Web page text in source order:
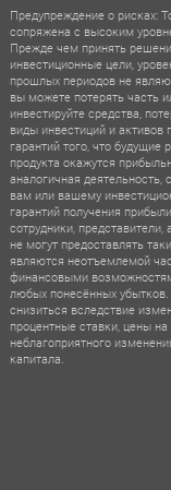
Предупреждение о рисках:
сопряжена с высоким
Прежде чем принять
инвестиционные цели,
прошлых периодов не
вы можете потерять часть
инвестируйте средства,
виды инвестиций и активов
гарантий того, что будущие
продукта окажутся
аналогичная деятельность,
вам или вашему
гарантий получения
сотрудники,
не могут предоставлять
являются неотъемлемой
финансовыми
любых понесённых
снизиться вследствие
процентные ставки, цены
неблагоприятного
капитала.